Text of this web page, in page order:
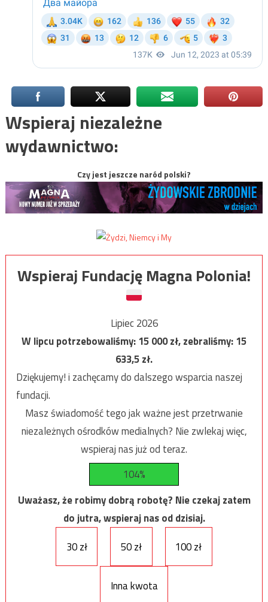
Wspieraj niezależne
wydawnictwo:
Czy jest jeszcze naród polski?
Wspieraj Fundację Magna Polonia!
Lipiec 2026
W lipcu potrzebowaliśmy:15 000zł, zebraliśmy:15
633,5zł.
Dziękujemy! i zachęcamy do dalszego wsparcia naszej
fundacji.
Masz świadomość tego jak ważne jest przetrwanie
niezależnych ośrodków medialnych? Nie zwlekaj więc,
wspieraj nas już od teraz.
104%
Uważasz, że robimy dobrą robotę? Nie czekaj zatem
do jutra, wspieraj nas od dzisiaj.
30 zł
50 zł 100 zł
Inna kwota